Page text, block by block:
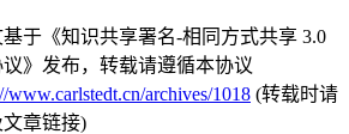
于《知识共享署名-相同方式共享 3.0
》发布，转载请遵循本协议
www.carlstedt.cn/archives/1018 (转载时请
章链接)